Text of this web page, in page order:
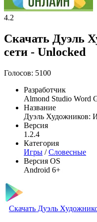
4.2
Скачать Дуэль
сети - Unlocked
Голосов: 5100
Разработчик
Almond Studio Word
Название
Дуэль Художников:
Версия
1.2.4
Категория
Игры /Словесные
Версия OS
Android 6+
Скачать Дуэль